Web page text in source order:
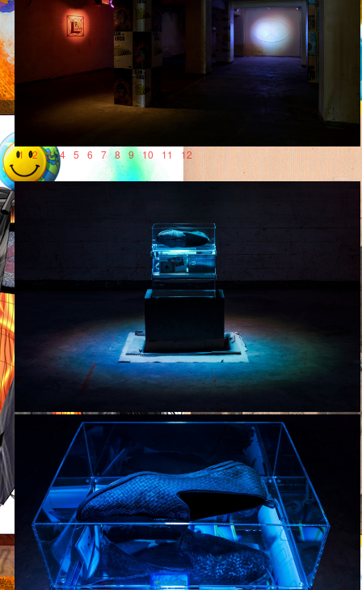
1 2 3 4 5 6 7 8 9 10 11 12